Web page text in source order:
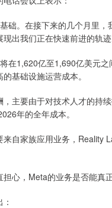
础。在接下来的几个月里
出我们正在快速前进的轨迹
在1,620亿至1,690亿美元
基础设施运营成本。
主要由于对技术人才的持
年的全年成本。
自家族应用业务，Reality
心，Meta的业务是否能真